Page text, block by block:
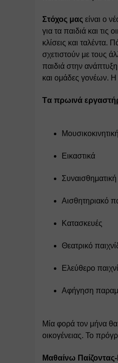
Στόχος μας είναι ο
για τα παιδιά και
κλίσεις και
σχετιστούν με τους
παιδιά στην
και ομάδες γονέων. Η
Tα πρωινά
Μουσικοκινητική
Εικαστικά
Αισθητηριακό
Κατασκευές
Θεατρικό
Ελεύθερο
Αφήγηση
Μία φορά τον μήνα
οικογένειας. Το
Μαθαίνω